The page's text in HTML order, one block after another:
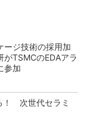
ージ技術の採用加
がTSMCのEDAアラ
参加
！ 次世代セラミ